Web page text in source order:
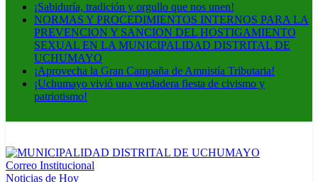
¡Sabiduría, tradición y orgullo que nos unen!
NORMAS Y PROCEDIMIENTOS INTERNOS PARA LA
PREVENCION Y SANCION DEL HOSTIGAMIENTO
SEXUAL EN LA MUNICIPALIDAD DISTRITAL DE
UCHUMAYO
¡Aprovecha la Gran Campaña de Amnistía Tributaria!
¡Uchumayo vivió una verdadera fiesta de civismo y
patriotismo!
MUNICIPALIDAD DISTRITAL DE UCHUMAYO
Construyendo una nueva Historia
Correo Institucional
Noticias de Hoy